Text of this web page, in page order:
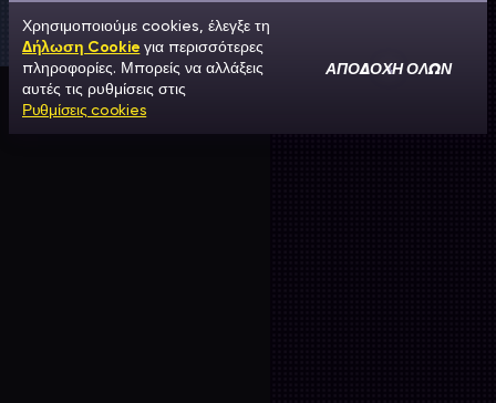
Χρησιμοποιούμε cookies, έλεγξε τη
Δήλωση Cookie για περισσότερες
πληροφορίες. Μπορείς να αλλάξεις
αυτές τις ρυθμίσεις στις
Ρυθμίσεις cookies
ΑΠΟΔΟΧΉ ΌΛΩΝ